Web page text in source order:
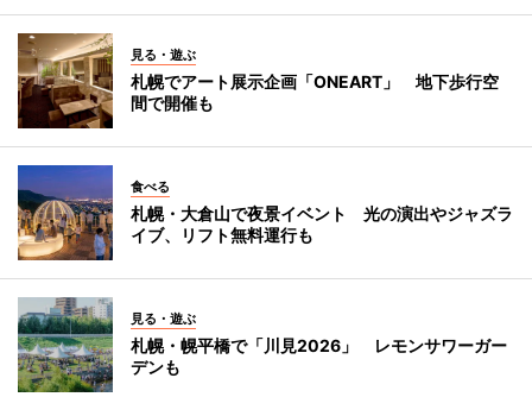
見る・遊ぶ
札幌でアート展示企画「ONEART」 地下歩行空
間で開催も
食べる
札幌・大倉山で夜景イベント 光の演出やジャズラ
イブ、リフト無料運行も
見る・遊ぶ
札幌・幌平橋で「川見2026」 レモンサワーガー
デンも